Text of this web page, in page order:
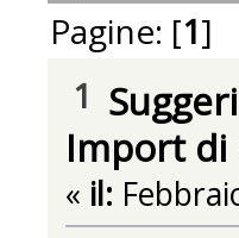
Pagine: [1]
1
Import di
« il: